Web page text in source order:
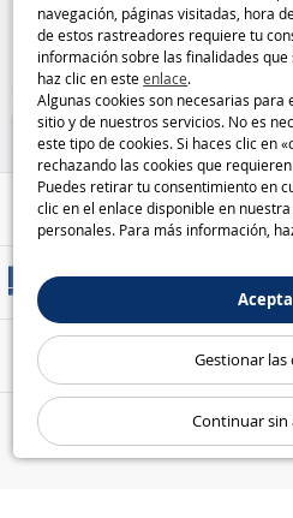
navegación, páginas visitadas, hora
de estos rastreadores requiere tu
información sobre las finalidades que
haz clic en esteenlace.
Algunas cookies son necesarias
sitio y de nuestros servicios. No es
este tipo de cookies. Si haces clic en
rechazando las cookies que
Puedes retirar tu consentimiento en
clic en el enlace disponible en
personales. Para más información,
Gestionar las
Continuar sin
TUCANO
24,90€
Casa y Ocio
Ayuda / Contacto
Métodos de entrega
Pago seguro
Nuestras garantías